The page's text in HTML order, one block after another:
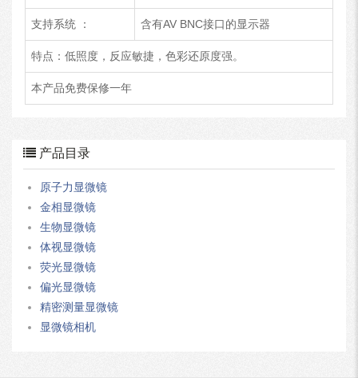
支持系统 ： 含有AV BNC接口的显示器
特点：低照度，反应敏捷，色彩还原度强。
本产品免费保修一年
产品目录
原子力显微镜
金相显微镜
生物显微镜
体视显微镜
荧光显微镜
偏光显微镜
精密测量显微镜
显微镜相机